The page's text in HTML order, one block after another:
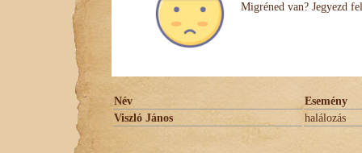
Migréned van? Jegyezd
Név
Esemény
Viszló János
halálozás